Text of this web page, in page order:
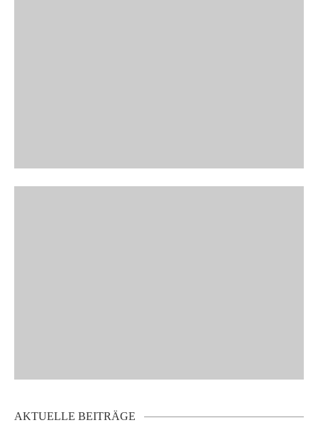
AKTUELLE BEITRÄGE